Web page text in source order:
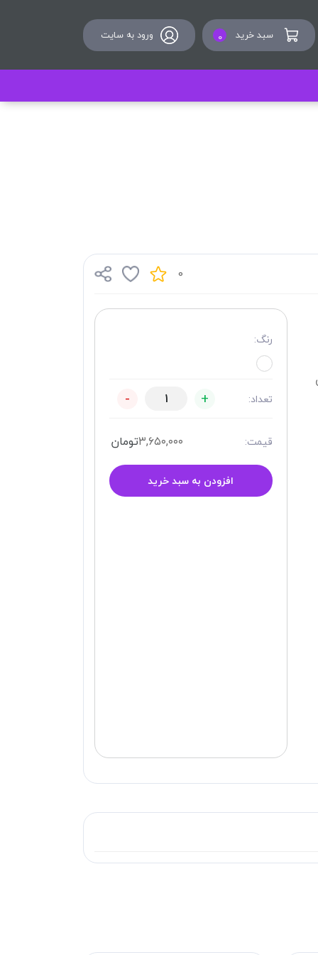
سبد خرید 0 ورود به سایت
0
رنگ:
تعداد: +
-
قیمت: ۳,۶۵۰,۰۰۰تومان
افزودن به سبد خرید